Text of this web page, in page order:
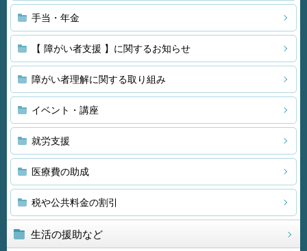
手当・年金
【 障がい者支援 】に関するお知らせ
障がい者理解に関する取り組み
イベント・講座
就労支援
医療費の助成
税や公共料金の割引
生活の援助など